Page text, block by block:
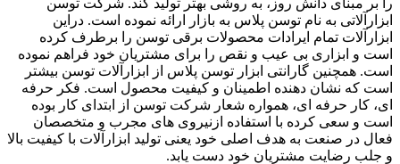
ابزارآلاتی به نام توسن پلاس به بازار ارائه نموده است. دراین
ابزارآلات تمام ایرادات محصولات برقی توسن را برطرف کرده
است و ابزاری بی عیب و نقص را برای مشتریان خود فراهم نموده
است. همچنین گارانتی ابزار توسن پلاس از ابزارآلات توسن بیشتر
است که نشان دهنده اطمینان و کیفیت محصول است. فکر حرفه
ای، کار حرفه ای، همواره شعار شرکت توسن از ابتدای کار بوده
است و سعی کرده با استفاده ازنیروی های مجرب و متخصصان
فعال در صنعت به هدف اصلی خود یعنی تولید ابزارآلات با کیفیت بالا
و جلب رضایت مشتریان خود دست یابد.